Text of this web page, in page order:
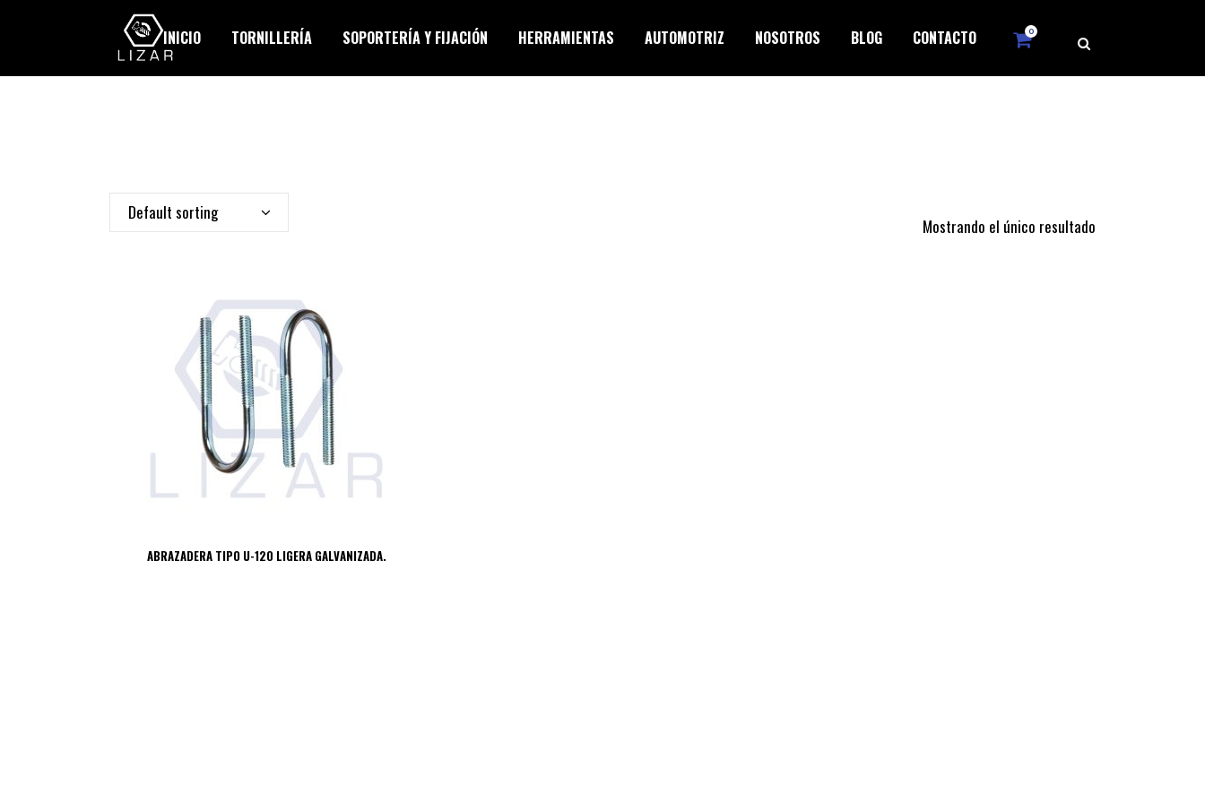
0
INICIO TORNILLERÍA SOPORTERÍA Y FIJACIÓN HERRAMIENTAS AUTOMOTRIZ NOSOTROS BLOG CONTACTO
Mostrando el único resultado
Default sorting
ABRAZADERA TIPO U-120 LIGERA GALVANIZADA.